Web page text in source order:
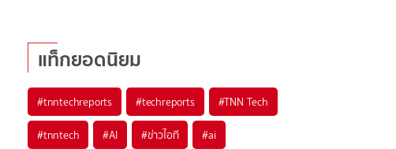
แท็กยอดนิยม
#tnntechreports #techreports #TNN Tech
#tnntech #AI #ข่าวไอที #ai